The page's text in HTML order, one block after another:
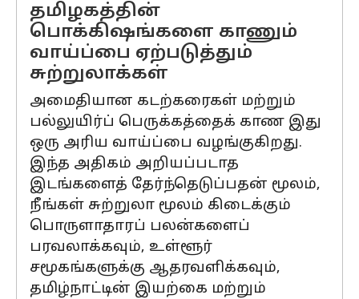
தமிழகத்தின்
பொக்கிஷங்களை காணும்
வாய்ப்பை ஏற்படுத்தும்
சுற்றுலாக்கள்
அமைதியான கடற்கரைகள் மற்றும்
பல்லுயிர்ப் பெருக்கத்தைக் காண இது
ஒரு அரிய வாய்ப்பை வழங்குகிறது.
இந்த அதிகம் அறியப்படாத
இடங்களைத் தேர்ந்தெடுப்பதன் மூலம்,
நீங்கள் சுற்றுலா மூலம் கிடைக்கும்
பொருளாதாரப் பலன்களைப்
பரவலாக்கவும், உள்ளூர்
சமூகங்களுக்கு ஆதரவளிக்கவும்,
தமிழ்நாட்டின் இயற்கை மற்றும்